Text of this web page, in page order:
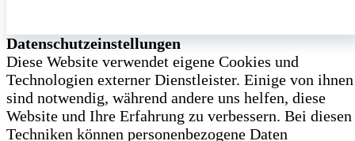
Datenschutzeinstellungen
Diese Website verwendet eigene Cookies und
Technologien externer Dienstleister. Einige von ihnen
sind notwendig, während andere uns helfen, diese
Website und Ihre Erfahrung zu verbessern. Bei diesen
Techniken können personenbezogene Daten